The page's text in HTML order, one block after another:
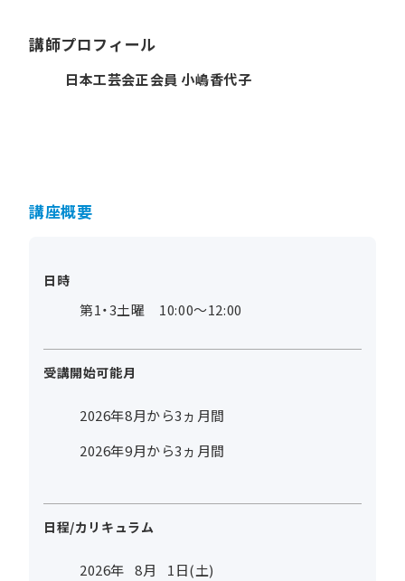
講師プロフィール
日本工芸会正会員 小嶋香代子
講座概要
日時
第1・3土曜 10:00～12:00
受講開始可能月
2026年8月から3ヵ月間
2026年9月から3ヵ月間
日程/カリキュラム
2026年 8月 1日(土)